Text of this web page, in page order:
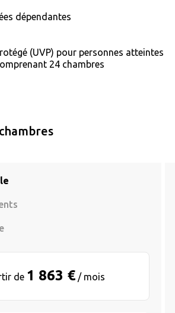
dépendantes
(UVP) pour personnes atteintes
24 chambres
de 1 863 €/ mois